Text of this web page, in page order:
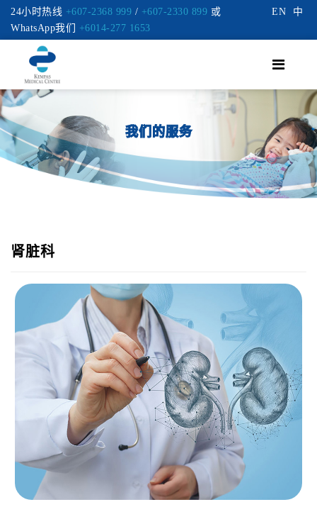
24小时热线 +607-2368 999 / +607-2330 899 或
WhatsApp我们 +6014-277 1653
EN 中
我们的服务
肾脏科